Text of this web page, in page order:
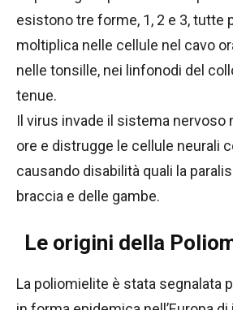
esistono tre forme, 1, 2 e 3, tutte
moltiplica nelle cellule nel cavo
nelle tonsille, nei linfonodi del
tenue.
Il virus invade il sistema nervoso
ore e distrugge le cellule neurali
causando disabilità quali la
braccia e delle gambe.
Le origini della
La poliomielite è stata segnalata